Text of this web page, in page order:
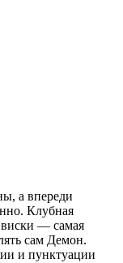
а впереди
Клубная
виски — самая
сам Демон.
и пунктуации